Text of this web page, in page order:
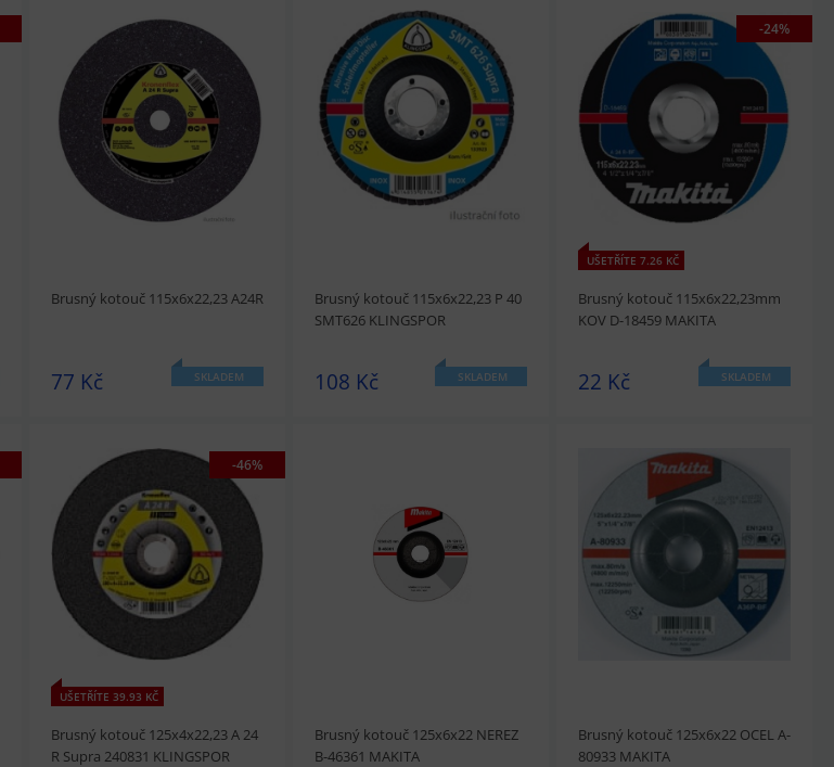
prohlédnout Přidat do košíku prohlédnout Přidat do košíku prohlédnout Přidat do košíku
Brusný kotouč 115x6x22,23 A24R
77 Kč SKLADEM
prohlédnoutPřidat do košíku
Brusný kotouč 115x6x22,23 P 40
SMT626 KLINGSPOR
108 Kč SKLADEM
prohlédnoutPřidat do košíku
-24%
UŠETŘÍTE 7.26 KČ
Brusný kotouč 115x6x22,23mm
KOV D-18459 MAKITA
22 Kč SKLADEM
prohlédnout Přidat do košíku
-46%
UŠETŘÍTE 39.93 KČ
Brusný kotouč 125x4x22,23 A 24
R Supra 240831 KLINGSPOR
Brusný kotouč 125x6x22 NEREZ
B-46361 MAKITA
Brusný kotouč 125x6x22 OCEL A-
80933 MAKITA